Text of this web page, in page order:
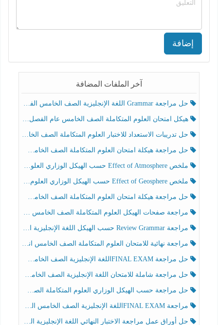
إضافة
آخر الملفات المضافة
حل مراجعة Grammar اللغة الإنجليزية الصف الخامس الفصل الثالث
هيكل امتحان العلوم المتكاملة الصف الخامس عام الفصل الدراسي الثالث 2025-2026
حل تدريبات الاستعداد للاختبار العلوم المتكاملة الصف الخامس عام الفصل الثالث
حل مراجعة هيكلة امتحان العلوم المتكاملة الصف الخامس انسبير الفصل الثالث
ملخص Effect of Atmosphere حسب الهيكل الوزاري العلوم المتكاملة الصف الخامس انسبير الفصل الثالث
ملخص Effect of Geosphere حسب الهيكل الوزاري العلوم المتكاملة الصف الخامس انسبير الفصل الثالث
حل مراجعة هيكلة امتحان العلوم المتكاملة الصف الخامس عام الفصل الثالث
مراجعة صفحات الهيكل العلوم المتكاملة الصف الخامس انسبير الفصل الثالث
مراجعة Review Grammar حسب الهيكل اللغة الإنجليزية الصف الخامس الفصل الثالث
مراجعة نهائية للامتحان العلوم المتكاملة الصف الخامس انسبير الفصل الثالث
حل مراجعة FINAL EXAMاللغة الإنجليزية الصف الخامس الفصل الثالث
حل مراجعة شاملة للامتحان اللغة الإنجليزية الصف الخامس الفصل الثالث
حل مراجعة حسب الهيكل الوزاري العلوم المتكاملة الصف الخامس عام الفصل الثالث
مراجعة FINAL EXAMاللغة الإنجليزية الصف الخامس الفصل الثالث
حل أوراق عمل مراجعة الاختبار النهائي اللغة الإنجليزية الصف الرابع الفصل الثالث